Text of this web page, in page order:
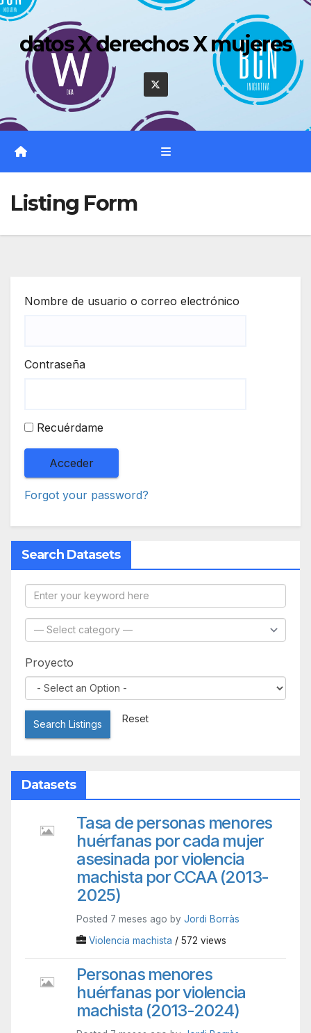
Saltar
contenido
datos X derechos X mujeres
Listing Form
Nombre de usuario o correo electrónico
Contraseña
Recuérdame
Forgot your password?
Search Datasets
Proyecto
Search Listings Reset
Datasets
Tasa de personas menores
huérfanas por cada mujer
asesinada por violencia
machista por CCAA (2013-
2025)
Posted 7 meses ago by Jordi Borràs
Violencia machista / 572 views
Personas menores
huérfanas por violencia
machista (2013-2024)